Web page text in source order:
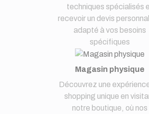
techniques spécialisés
recevoir un devis
adapté à vos besoins
spécifiques
Magasin physique
Découvrez une
shopping unique en
notre boutique, où nos